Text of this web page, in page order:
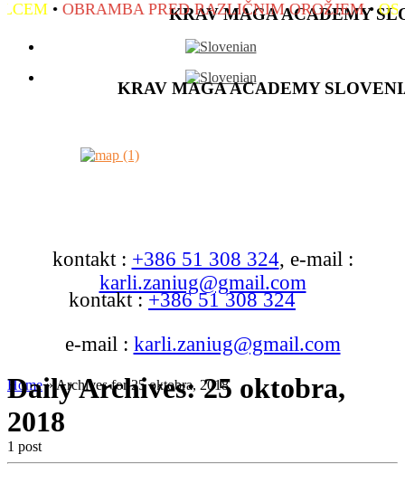
•OBRAMBA PRED RAZLIČNIM OROŽJEM•
KRAV MAGA ACADEMY
KRAV MAGA ACADEMY
kontakt : +386 51 308 324, e-mail :
karli.zaniug@gmail.com
kontakt :+386 51 308 324
e-mail : karli.zaniug@gmail.com
Home» Archives for 25 oktobra, 2018
Daily Archives:25 oktobra,
2018
1 post